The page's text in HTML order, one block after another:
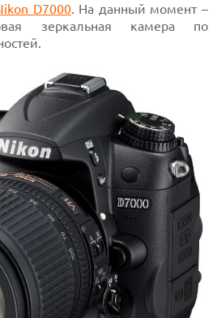
D7000. На данный момент –
зеркальная камера по